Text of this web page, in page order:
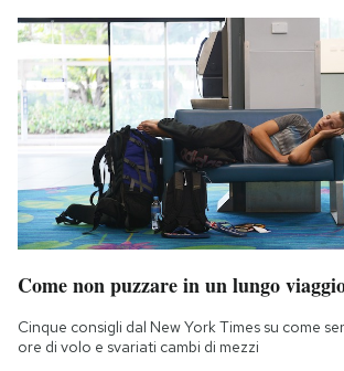
Come non puzzare in un lungo
Cinque consigli dal New York Times su come
ore di volo e svariati cambi di mezzi